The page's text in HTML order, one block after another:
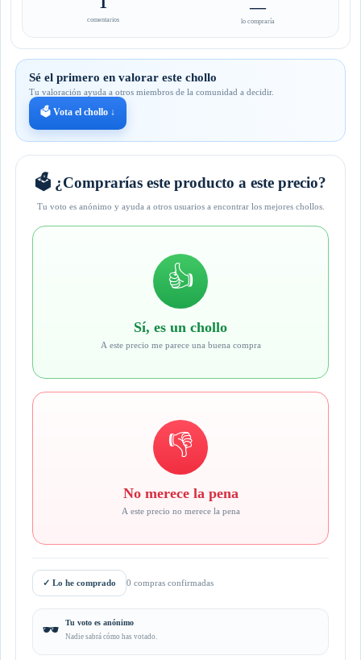
comentarios
—
lo compraría
Sé el primero en valorar este chollo
Tu valoración ayuda a otros miembros de la comunidad a decidir.
🗳️ Vota el chollo ↓
🗳️ ¿Comprarías este producto a este precio?
Tu voto es anónimo y ayuda a otros usuarios a encontrar los mejores chollos.
👍
Sí, es un chollo
A este precio me parece una buena compra
👎
No merece la pena
A este precio no merece la pena
✓ Lo he comprado 0 compras confirmadas
🕶️ Tu voto es anónimo
Nadie sabrá cómo has votado.